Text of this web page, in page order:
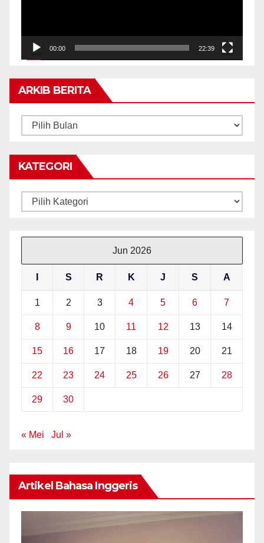
00:00 22:39
ARKIB BERITA
ARKIB
KATEGORI
Kategori
Jun 2026
S R K J S A
1 2 3 4 5 6 7
8 9 10 11 12 13 14
15 16 17 18 19 20 21
22 23 24 25 26 27 28
29 30
« Mei Jul »
Artikel Bahasa Inggeris